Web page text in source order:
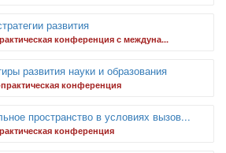
развития
конференция с междуна...
развития науки и образования
конференция
пространство в условиях вызов...
конференция